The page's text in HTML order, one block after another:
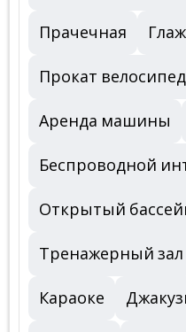
Прачечная
Прокат
Аренда машины
Беспроводной
Открытый
Тренажерный зал
Караоке